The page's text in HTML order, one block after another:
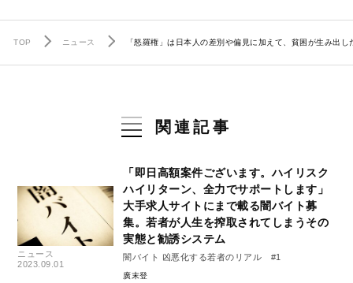
TOP ニュース 「怒羅権」は日本人の差別や偏見に加えて、貧困が生み出
関連記事
ニュース
2023.09.01
「即日高額案件ございます。ハイリスク
ハイリターン、全力でサポートします」
大手求人サイトにまで載る闇バイト募
集。若者が人生を搾取されてしまうその
実態と勧誘システム
闇バイト 凶悪化する若者のリアル #1
廣末登